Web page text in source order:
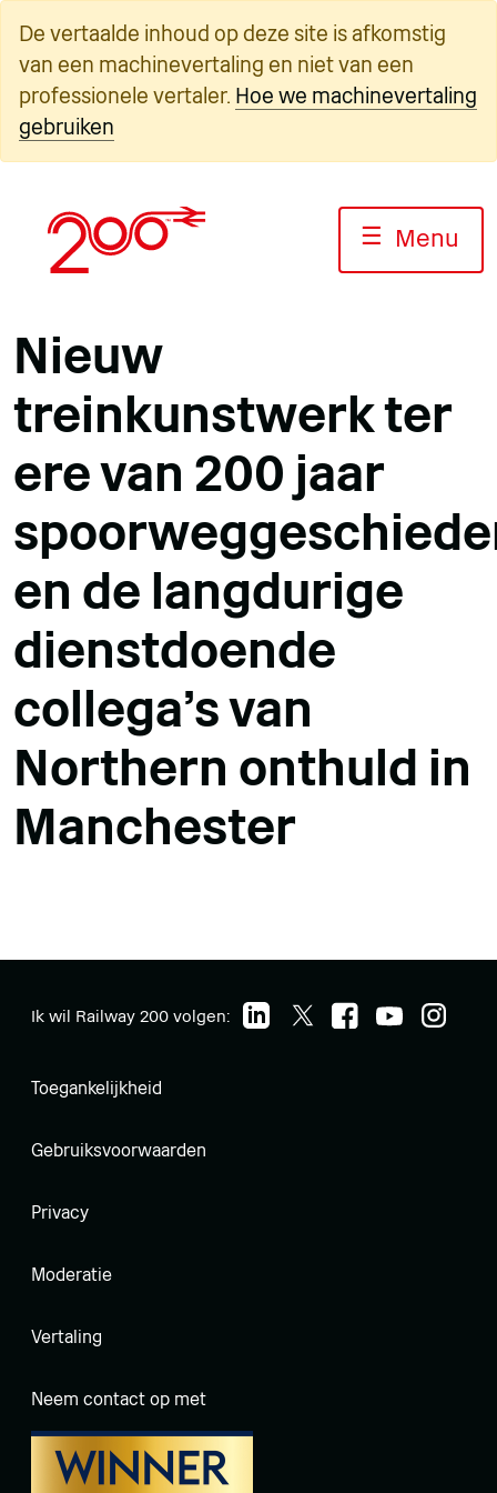
naar
inhoud
De vertaalde inhoud op deze site is afkomstig
van een machinevertaling en niet van een
professionele vertaler. Hoe we machinevertaling
gebruiken
☰ Menu
Nieuw
treinkunstwerk ter
ere van 200 jaar
en de langdurige
dienstdoende
collega's van
Northern onthuld in
Manchester
Ik wil Railway 200 volgen:
Toegankelijkheid
Gebruiksvoorwaarden
Privacy
Moderatie
Vertaling
Neem contact op met